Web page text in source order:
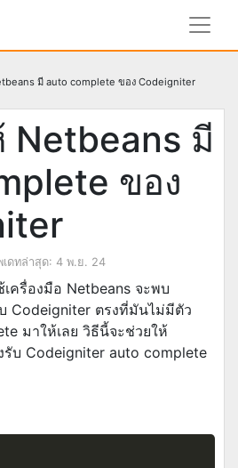
มี auto complete ของ Codeigniter
Netbeans มี
ของ
เดทล่าสุด: 4 พ.ย. 24
ครื่องมือ Netbeans จะพบ
Codeigniter ตรงที่มันไม่มีตัว
มาให้เลย วิธีนี้จะช่วยให้
บ Codeigniter auto complete